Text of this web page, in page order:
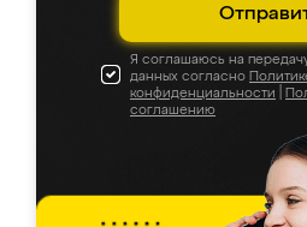
Я соглашаюсь на
данных согласно
конфиденциальности
соглашению